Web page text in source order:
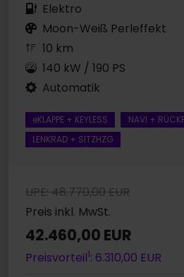
Elektro
Moon-Weiß Perleffekt
10 km
140 kW / 190 PS
Automatik
eKLAPPE + KEYLESS
NAVI +
LENKRAD + SITZHZG
UPE: 48.770,00 EUR
Preis inkl. MwSt.
42.460,00 EUR
Preisvorteil1: 6.310,00 EUR